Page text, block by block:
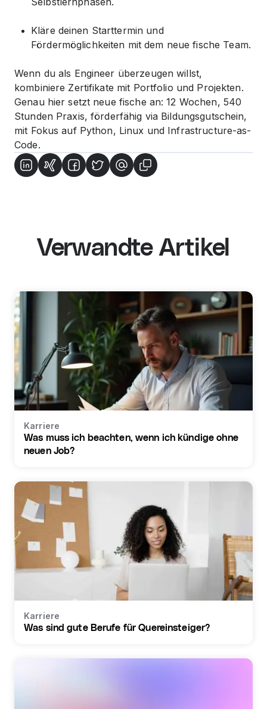
Kläre deinen Starttermin und
Fördermöglichkeiten mit dem neue fische Team.
Wenn du als Engineer überzeugen willst,
kombiniere Zertifikate mit Portfolio und Projekten.
Genau hier setzt neue fische an: 12 Wochen, 540
Stunden Praxis, förderfähig via Bildungsgutschein,
mit Fokus auf Python, Linux und Infrastructure-as-
Code.
Verwandte Artikel
Karriere
Was muss ich beachten, wenn ich kündige ohne
neuen Job?
Karriere
Was sind gute Berufe für Quereinsteiger?